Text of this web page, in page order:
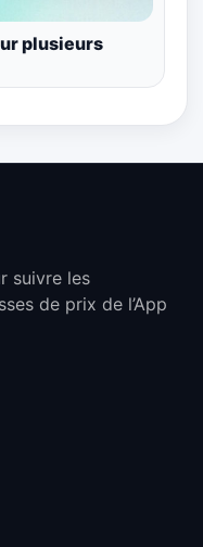
plusieurs
suivre les
de prix de l’App